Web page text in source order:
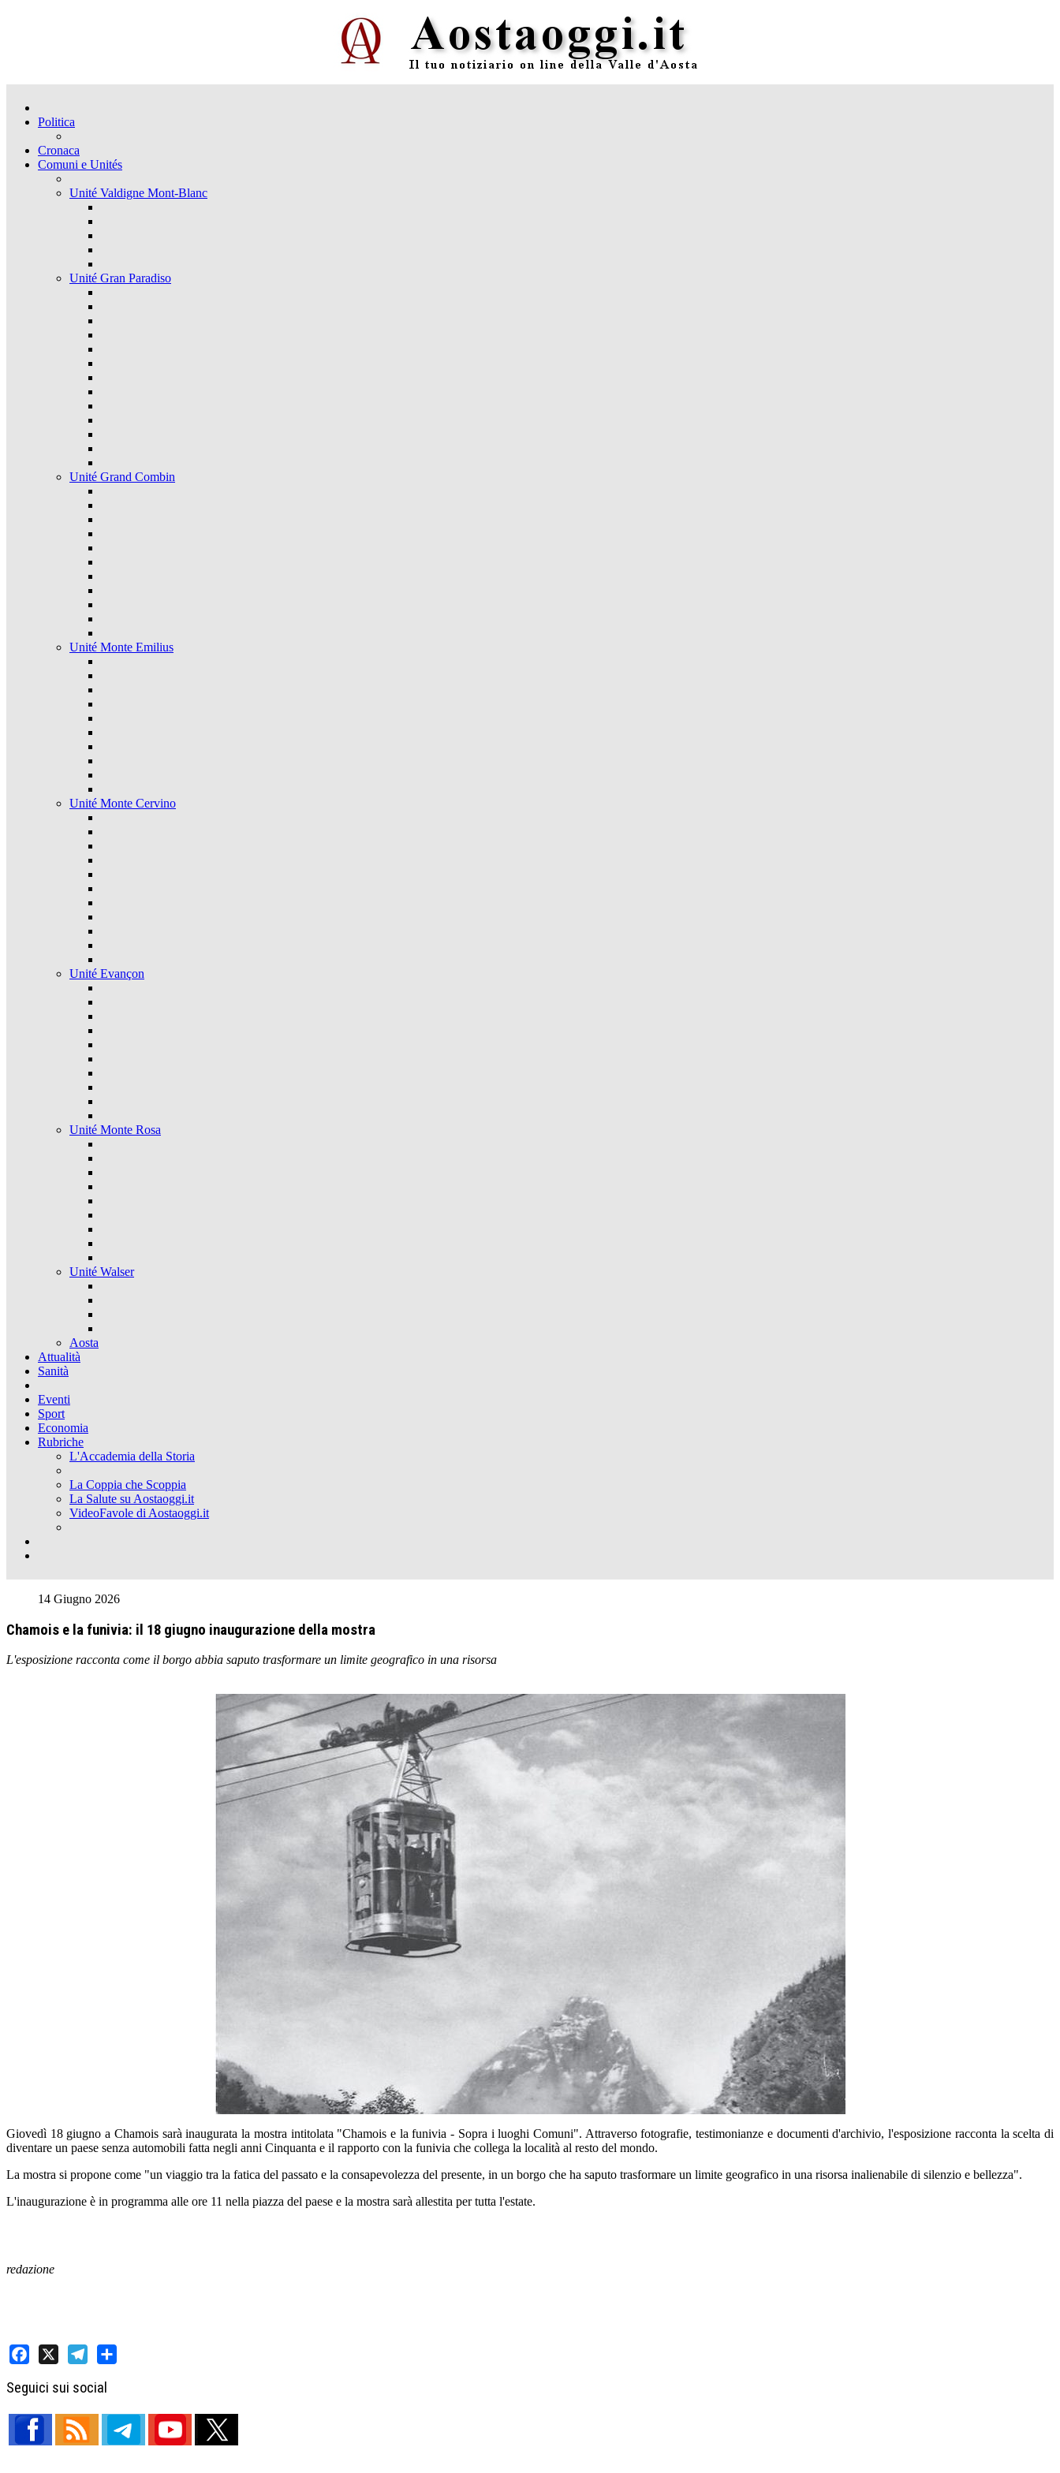
Politica
Cronaca
Comuni e Unités
Unité Valdigne Mont-Blanc
Unité Gran Paradiso
Unité Grand Combin
Unité Monte Emilius
Unité Monte Cervino
Unité Evançon
Unité Monte Rosa
Unité Walser
Aosta
Attualità
Sanità
Eventi
Sport
Economia
Rubriche
L'Accademia della Storia
La Coppia che Scoppia
La Salute su Aostaoggi.it
VideoFavole di Aostaoggi.it
14 Giugno 2026
Chamois e la funivia: il 18 giugno inaugurazione della mostra
L'esposizione racconta come il borgo abbia saputo trasformare un limite geografico in una risorsa
Giovedì 18 giugno a Chamois sarà inaugurata la mostra intitolata "Chamois e la funivia - Sopra i luoghi Comuni". Attraverso fotografie, testimonianze e documenti d'archivio, l'esposizione racconta la scelta di
diventare un paese senza automobili fatta negli anni Cinquanta e il rapporto con la funivia che collega la località al resto del mondo.
La mostra si propone come "un viaggio tra la fatica del passato e la consapevolezza del presente, in un borgo che ha saputo trasformare un limite geografico in una risorsa inalienabile di silenzio e bellezza".
L'inaugurazione è in programma alle ore 11 nella piazza del paese e la mostra sarà allestita per tutta l'estate.
redazione
Seguici sui social